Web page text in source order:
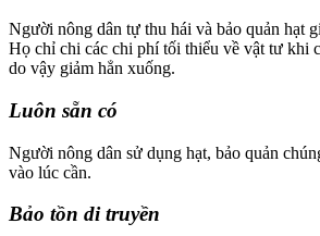
Người nông dân tự thu hái và bảo quản hạt
Họ chỉ chi các chi phí tối thiểu về vật tư khi
do vậy giảm hẳn xuống.
Luôn sẵn có
Người nông dân sử dụng hạt, bảo quản
vào lúc cần.
Bảo tồn di truyền